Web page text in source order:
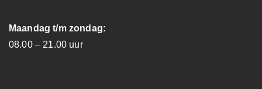
Maandag t/m zondag:
08.00 – 21.00 uur